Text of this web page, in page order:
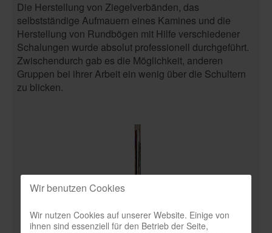
Die Herstellung von Ziegelverbänden, das
selbstständige Aufmauern eines Kamines und die
Herstellung von Rundbögen mit Hilfe verschiedener
Schalungen wurde absolut professionell durchgeführt.
Zwischendurch gab es die Möglichkeit, anderen
Gruppen bei ihrer Arbeit ein wenig über die Schultern
zu blicken.
Wir benutzen Cookies
Wir nutzen Cookies auf unserer Website. Einige von
ihnen sind essenziell für den Betrieb der Seite,